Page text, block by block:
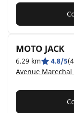
MOTO JACK
6.29 km 4.8/5
Avenue Marechal